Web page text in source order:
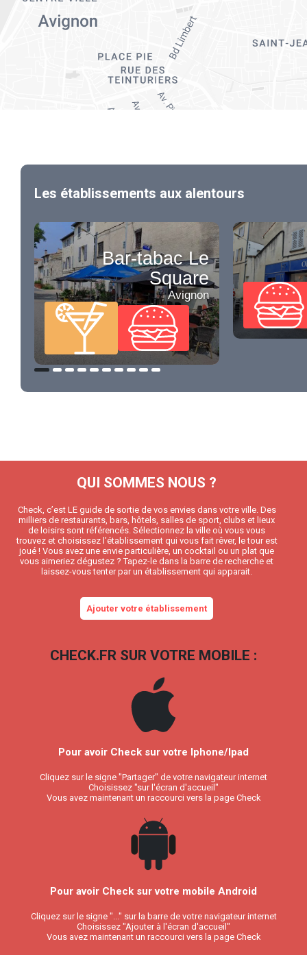
Les établissements aux alentours
Bar-tabac Le
Square
Avignon
QUI SOMMES NOUS ?
Check, c’est LE guide de sortie de vos envies dans votre ville. Des
milliers de restaurants, bars, hôtels, salles de sport, clubs et lieux
de loisirs sont référencés. Sélectionnez la ville où vous vous
trouvez et choisissez l’établissement qui vous fait rêver, le tour est
joué ! Vous avez une envie particulière, un cocktail ou un plat que
vous aimeriez dégustez ? Tapez-le dans la barre de recherche et
laissez-vous tenter par un établissement qui apparait.
Ajouter votre établissement
CHECK.FR SUR VOTRE MOBILE :
Pour avoir Check sur votre Iphone/Ipad
Cliquez sur le signe "Partager" de votre navigateur internet
Choisissez "sur l'écran d'accueil"
Vous avez maintenant un raccourci vers la page Check
Pour avoir Check sur votre mobile Android
Cliquez sur le signe "..." sur la barre de votre navigateur internet
Choisissez "Ajouter à l'écran d'accueil"
Vous avez maintenant un raccourci vers la page Check